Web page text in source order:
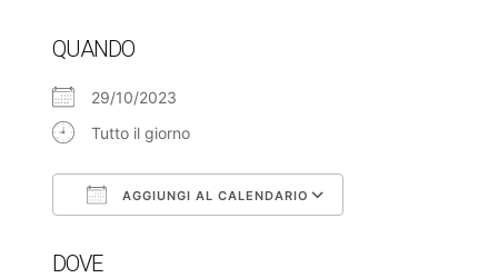
QUANDO
29/10/2023
Tutto il giorno
AGGIUNGI AL CALENDARIO
DOVE